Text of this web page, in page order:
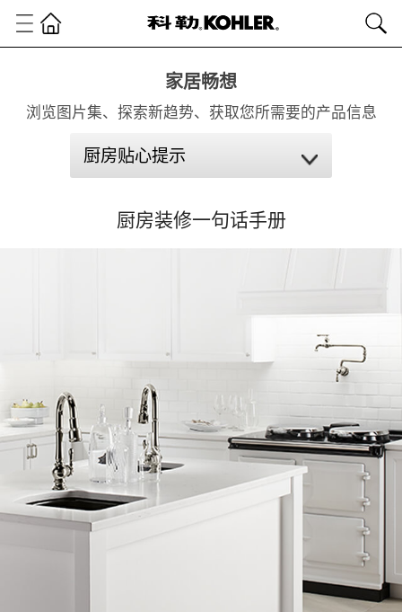
家居畅想
浏览图片集、探索新趋势、获取您所需要的产品信息
厨房贴心提示
厨房装修一句话手册